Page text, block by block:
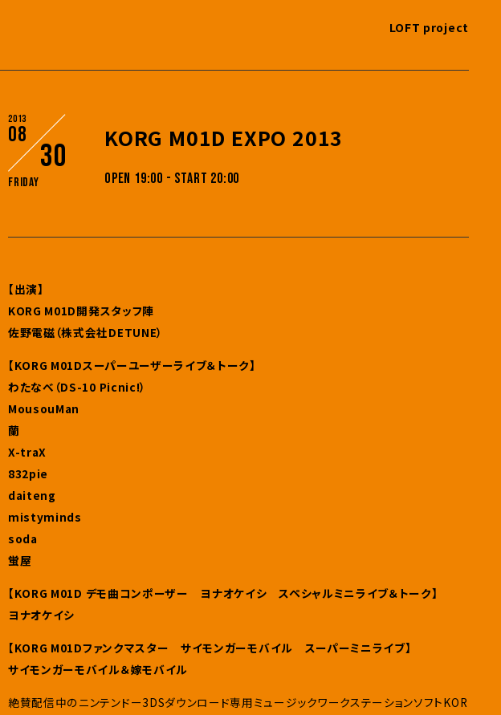
LOFT project
2013
08
30
Friday
KORG M01D EXPO 2013
OPEN 19:00 - START 20:00
【出演】
KORG M01D開発スタッフ陣
佐野電磁（株式会社DETUNE）
【KORG M01Dスーパーユーザーライブ＆トーク】
わたなべ（DS-10 Picnic!）
MousouMan
蘭
X-traX
832pie
daiteng
mistyminds
soda
蛍屋
【KORG M01D デモ曲コンポーザー ヨナオケイシ スペシャルミニライブ＆トーク】
ヨナオケイシ
【KORG M01Dファンクマスター サイモンガーモバイル スーパーミニライブ】
サイモンガーモバイル＆嫁モバイル
絶賛配信中のニンテンドー3DSダウンロード専用ミュージックワークステーションソフトKOR